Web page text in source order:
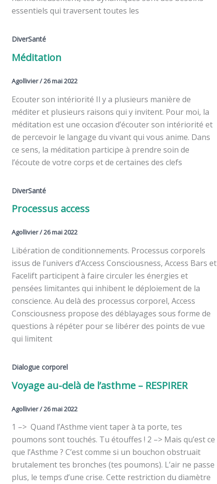
essentiels qui traversent toutes les
DiverSanté
Méditation
Agollivier/26 mai 2022
Ecouter son intériorité Il y a plusieurs manière de
méditer et plusieurs raisons qui y invitent. Pour moi, la
méditation est une occasion d’écouter son intériorité et
de percevoir le langage du vivant qui vous anime. Dans
ce sens, la méditation participe à prendre soin de
l’écoute de votre corps et de certaines des clefs
DiverSanté
Processus access
Agollivier/26 mai 2022
Libération de conditionnements. Processus corporels
issus de l’univers d’Access Consciousness, Access Bars et
Facelift participent à faire circuler les énergies et
pensées limitantes qui inhibent le déploiement de la
conscience. Au delà des processus corporel, Access
Consciousness propose des déblayages sous forme de
questions à répéter pour se libérer des points de vue
qui limitent
Dialogue corporel
Voyage au-delà de l’asthme – RESPIRER
Agollivier/26 mai 2022
1 –> Quand l’Asthme vient taper à ta porte, tes
poumons sont touchés. Tu étouffes ! 2 –> Mais qu’est ce
que l’Asthme ? C’est comme si un bouchon obstruait
brutalement tes bronches (tes poumons). L’air ne passe
plus, le temps d’une crise. Cette restriction du diamètre